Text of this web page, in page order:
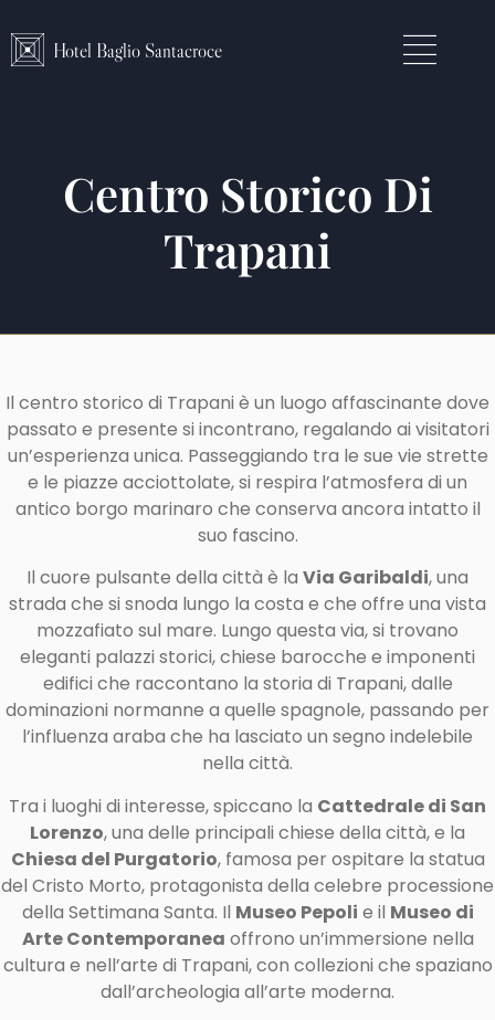
Hotel Baglio Santacroce
Centro Storico Di
Trapani
Il centro storico di Trapani è un luogo affascinante dove
passato e presente si incontrano, regalando ai visitatori
un’esperienza unica. Passeggiando tra le sue vie strette
e le piazze acciottolate, si respira l’atmosfera di un
antico borgo marinaro che conserva ancora intatto il
suo fascino.
Il cuore pulsante della città è la Via Garibaldi, una
strada che si snoda lungo la costa e che offre una vista
mozzafiato sul mare. Lungo questa via, si trovano
eleganti palazzi storici, chiese barocche e imponenti
edifici che raccontano la storia di Trapani, dalle
dominazioni normanne a quelle spagnole, passando per
l’influenza araba che ha lasciato un segno indelebile
nella città.
Tra i luoghi di interesse, spiccano la Cattedrale di San
Lorenzo, una delle principali chiese della città, e la
Chiesa del Purgatorio, famosa per ospitare la statua
del Cristo Morto, protagonista della celebre processione
della Settimana Santa. Il Museo Pepoli e il Museo di
Arte Contemporanea offrono un’immersione nella
cultura e nell’arte di Trapani, con collezioni che spaziano
dall’archeologia all’arte moderna.